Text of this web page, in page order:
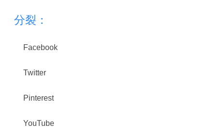
分裂：
Facebook
Twitter
Pinterest
YouTube